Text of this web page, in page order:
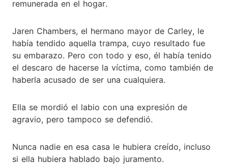
remunerada en el hogar.
Jaren Chambers, el hermano mayor de Carley, le
había tendido aquella trampa, cuyo resultado fue
su embarazo. Pero con todo y eso, él había tenido
el descaro de hacerse la víctima, como también de
haberla acusado de ser una cualquiera.
Ella se mordió el labio con una expresión de
agravio, pero tampoco se defendió.
Nunca nadie en esa casa le hubiera creído, incluso
si ella hubiera hablado bajo juramento.